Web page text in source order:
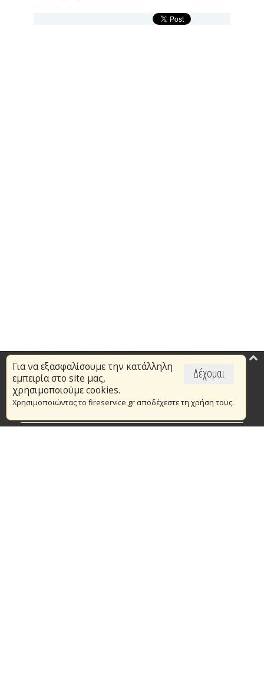
Δέχομαι
Για να εξασφαλίσουμε την κατάλληλη
εμπειρία στο site μας,
χρησιμοποιούμε cookies.
Χρησιμοποιώντας το fireservice.gr αποδέχεστε τη χρήση τους.
Επικαιρότητα
Το Πυροσβεστικό Σώμα